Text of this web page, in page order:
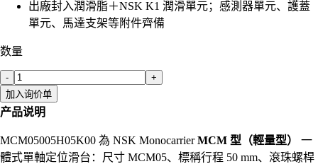
出廠封入潤滑脂＋NSK K1 潤滑單元；感測器單元、護蓋
單元、馬達支架等附件齊備
数量
-
+
加入询价单
产品说明
MCM05005H05K00 為 NSK MonocarrierMCM 型（輕量型）
一
體式單軸定位滑台：尺寸 MCM05、標稱行程 50 mm、滾珠螺桿